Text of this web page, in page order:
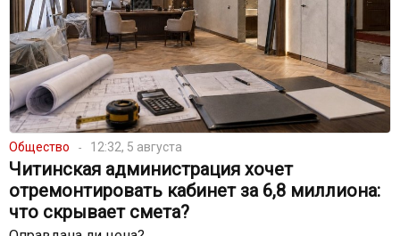
Общество 12:32, 5 августа
Читинская администрация хочет
отремонтировать кабинет за 6,8 миллиона:
что скрывает смета?